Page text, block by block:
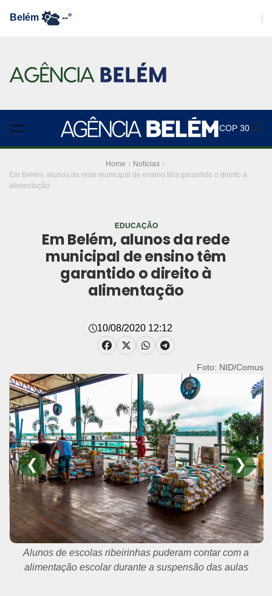
Belém --°
COP 30
Home
Notícias
Em Belém, alunos da rede municipal de ensino têm garantido o direito à
alimentação
EDUCAÇÃO
Em Belém, alunos da rede
municipal de ensino têm
garantido o direito à
alimentação
10/08/2020 12:12
Foto: NID/Comus
❮ ❯
Alunos de escolas ribeirinhas puderam contar com a
alimentação escolar durante a suspensão das aulas